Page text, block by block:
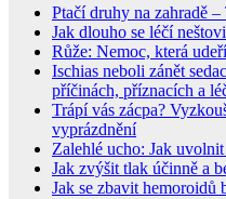
Ptačí druhy na zahradě
Jak dlouho se léčí
Růže: Nemoc, která
Ischias neboli zánět
příčinách, příznacích a
Trápí vás zácpa?
vyprázdnění
Zalehlé ucho: Jak
Jak zvýšit tlak účinně a
Jak se zbavit hemoroidů